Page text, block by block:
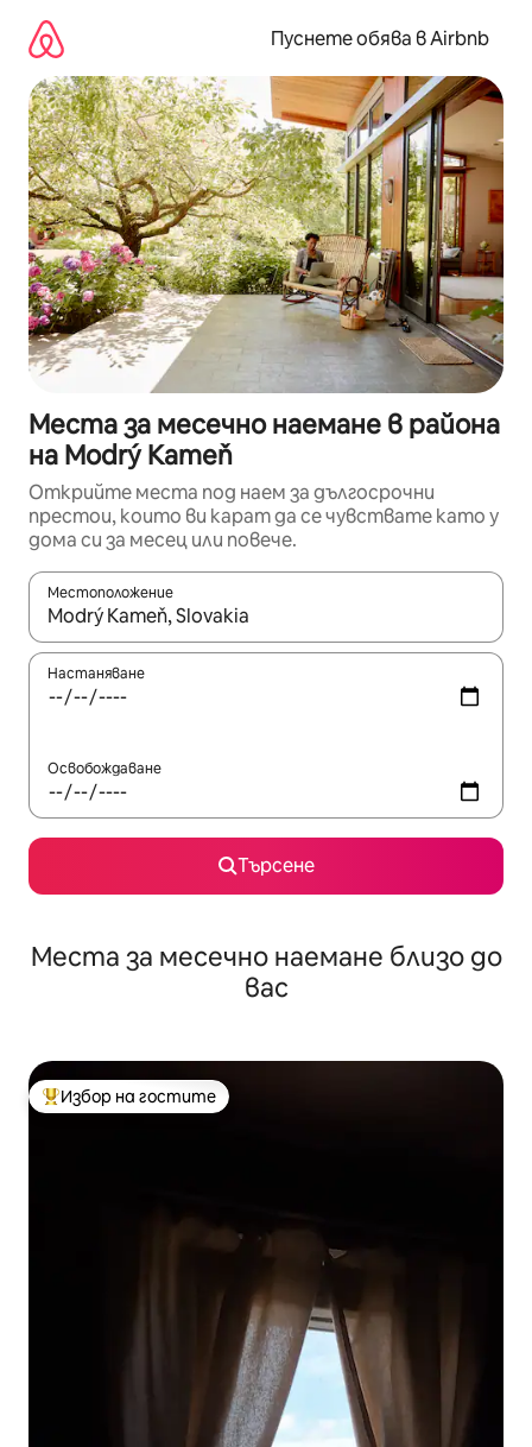
съдържанието
Пуснете обява в Airbnb
Места за месечно наемане в района
на Modrý Kameň
Открийте места под наем за дългосрочни
престои, които ви карат да се чувствате като у
дома си за месец или повече.
Местоположение
Когато резултатите се покажат, използвайте
Настаняване
Освобождаване
Търсене
Места за месечно наемане близо до
вас
Най-популярен избор на гостите
Избор на гостите